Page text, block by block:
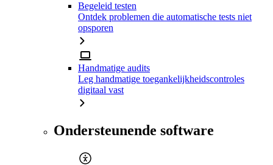
Begeleid testen
Ontdek problemen die automatische tests niet
opsporen
Handmatige audits
Leg handmatige toegankelijkheidscontroles
digitaal vast
Ondersteunende software